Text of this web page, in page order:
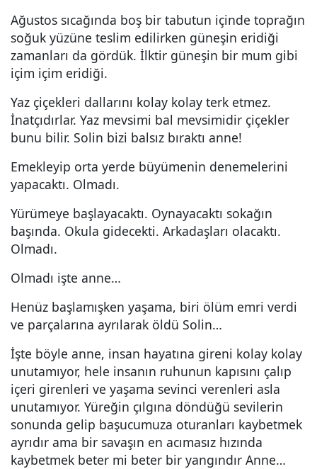
Ağustos sıcağında boş bir tabutun içinde toprağın
soğuk yüzüne teslim edilirken güneşin eridiği
zamanları da gördük. İlktir güneşin bir mum gibi
içim içim eridiği.
Yaz çiçekleri dallarını kolay kolay terk etmez.
İnatçıdırlar. Yaz mevsimi bal mevsimidir çiçekler
bunu bilir. Solin bizi balsız bıraktı anne!
Emekleyip orta yerde büyümenin denemelerini
yapacaktı. Olmadı.
Yürümeye başlayacaktı. Oynayacaktı sokağın
başında. Okula gidecekti. Arkadaşları olacaktı.
Olmadı.
Olmadı işte anne…
Henüz başlamışken yaşama, biri ölüm emri verdi
ve parçalarına ayrılarak öldü Solin…
İşte böyle anne, insan hayatına gireni kolay kolay
unutamıyor, hele insanın ruhunun kapısını çalıp
içeri girenleri ve yaşama sevinci verenleri asla
unutamıyor. Yüreğin çılgına döndüğü sevilerin
sonunda gelip başucumuza oturanları kaybetmek
ayrıdır ama bir savaşın en acımasız hızında
kaybetmek beter mi beter bir yangındır Anne…